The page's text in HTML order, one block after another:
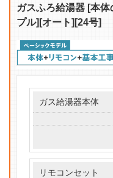
ガスふろ給湯器 [本
プル][オート][24号]
ガス給湯器本体
リモコンセット